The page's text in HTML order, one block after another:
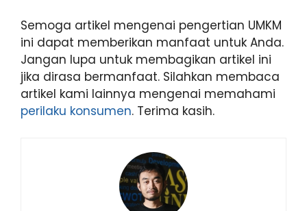
Semoga artikel mengenai pengertian UMKM
ini dapat memberikan manfaat untuk Anda.
Jangan lupa untuk membagikan artikel ini
jika dirasa bermanfaat. Silahkan membaca
artikel kami lainnya mengenai memahami
perilaku konsumen. Terima kasih.